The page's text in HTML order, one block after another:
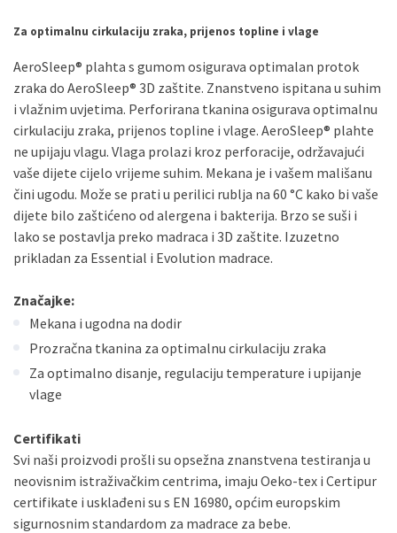
Za optimalnu cirkulaciju zraka, prijenos topline i vlage
AeroSleep® plahta s gumom osigurava optimalan protok
zraka do AeroSleep® 3D zaštite. Znanstveno ispitana u suhim
i vlažnim uvjetima. Perforirana tkanina osigurava optimalnu
cirkulaciju zraka, prijenos topline i vlage. AeroSleep® plahte
ne upijaju vlagu. Vlaga prolazi kroz perforacije, održavajući
vaše dijete cijelo vrijeme suhim. Mekana je i vašem mališanu
čini ugodu. Može se prati u perilici rublja na 60 °C kako bi vaše
dijete bilo zaštićeno od alergena i bakterija. Brzo se suši i
lako se postavlja preko madraca i 3D zaštite. Izuzetno
prikladan za Essential i Evolution madrace.
Značajke:
Mekana i ugodna na dodir
Prozračna tkanina za optimalnu cirkulaciju zraka
Za optimalno disanje, regulaciju temperature i upijanje
vlage
Certifikati
Svi naši proizvodi prošli su opsežna znanstvena testiranja u
neovisnim istraživačkim centrima, imaju Oeko-tex i Certipur
certifikate i usklađeni su s EN 16980, općim europskim
sigurnosnim standardom za madrace za bebe.